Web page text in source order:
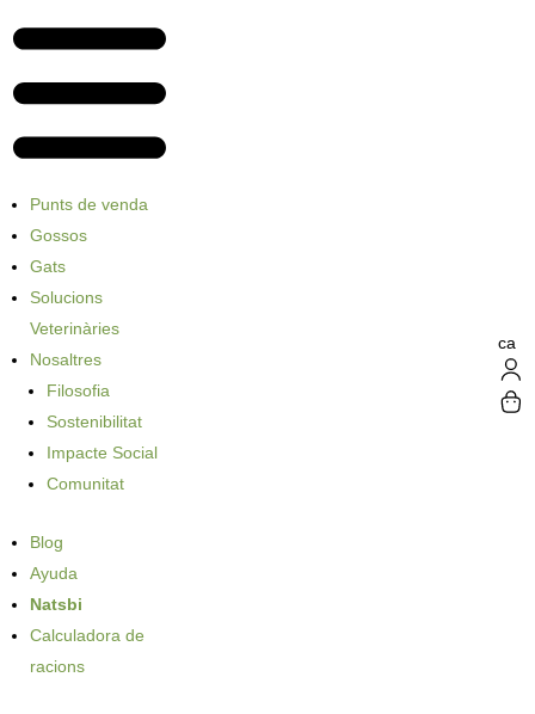
Punts de venda
Gossos
Gats
Solucions
Veterinàries
Nosaltres
Filosofia
Sostenibilitat
Impacte Social
Comunitat
Blog
Ayuda
Natsbi
Calculadora de
racions
ca